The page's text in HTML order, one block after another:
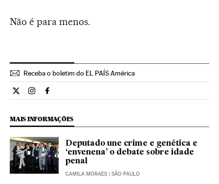
Não é para menos.
Receba o boletim do EL PAÍS América
Opiniao El País Brasil en Twitter
Opiniao El País Brasil en Instagram
Opiniao El País Brasil en Facebook
MAIS INFORMAÇÕES
Deputado une crime e genética e
‘envenena’ o debate sobre idade
penal
CAMILA MORAES | SÃO PAULO